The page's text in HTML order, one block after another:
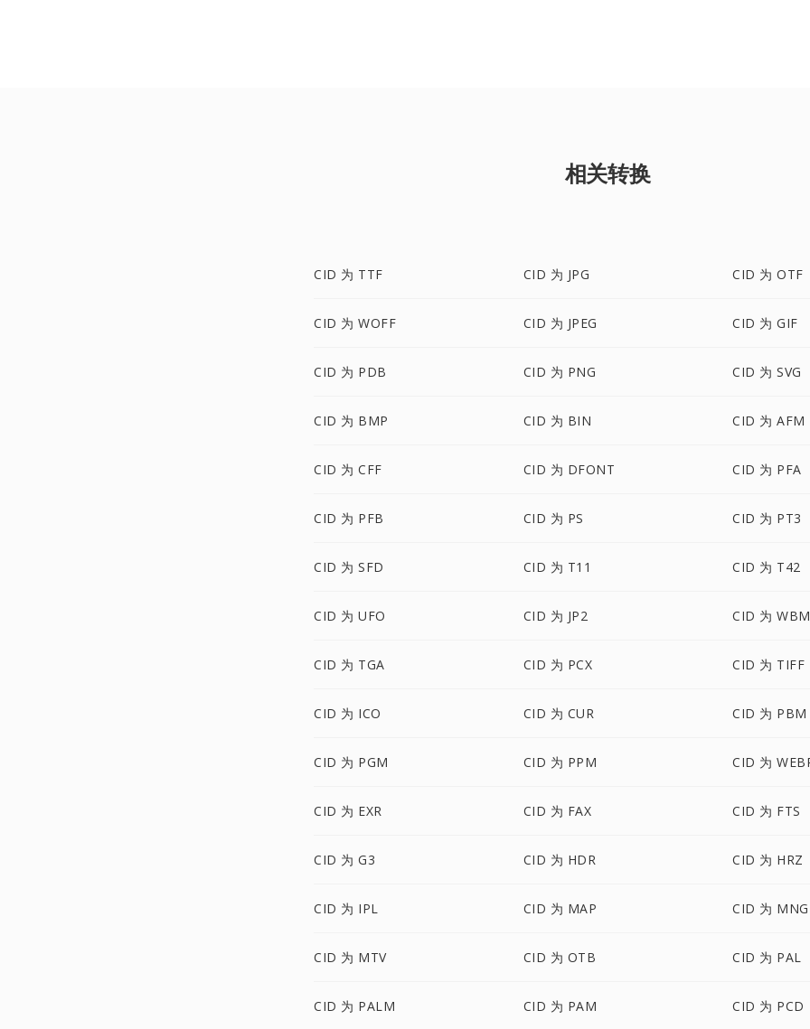
相关转换
CID 为 TTF CID 为 JPG CID 为 OTF
CID 为 WOFF CID 为 JPEG CID 为 GIF
CID 为 PDB CID 为 PNG CID 为 SVG
CID 为 BMP CID 为 BIN CID 为 AFM
CID 为 CFF CID 为 DFONT CID 为 PFA
CID 为 PFB CID 为 PS CID 为 PT3
CID 为 SFD CID 为 T11 CID 为 T42
CID 为 UFO CID 为 JP2 CID 为
CID 为 TGA CID 为 PCX CID 为 TIFF
CID 为 ICO CID 为 CUR CID 为 PBM
CID 为 PGM CID 为 PPM CID 为
CID 为 EXR CID 为 FAX CID 为 FTS
CID 为 G3 CID 为 HDR CID 为 HRZ
CID 为 IPL CID 为 MAP CID 为 MNG
CID 为 MTV CID 为 OTB CID 为 PAL
CID 为 PALM CID 为 PAM CID 为 PCD